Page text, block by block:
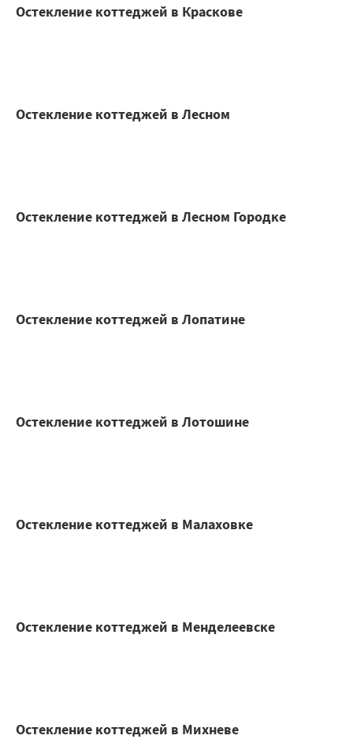
Остекление коттеджей в Краскове
Остекление коттеджей в Лесном
Остекление коттеджей в Лесном Городке
Остекление коттеджей в Лопатине
Остекление коттеджей в Лотошине
Остекление коттеджей в Малаховке
Остекление коттеджей в Менделеевске
Остекление коттеджей в Михневе